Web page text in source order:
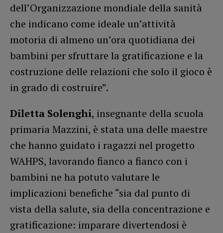
dell’Organizzazione mondiale della sanità
che indicano come ideale un’attività
motoria di almeno un’ora quotidiana dei
bambini per sfruttare la gratificazione e la
costruzione delle relazioni che solo il gioco è
in grado di costruire”.
Diletta Solenghi, insegnante della scuola
primaria Mazzini, è stata una delle maestre
che hanno guidato i ragazzi nel progetto
WAHPS, lavorando fianco a fianco con i
bambini ne ha potuto valutare le
implicazioni benefiche “sia dal punto di
vista della salute, sia della concentrazione e
gratificazione: imparare divertendosi è